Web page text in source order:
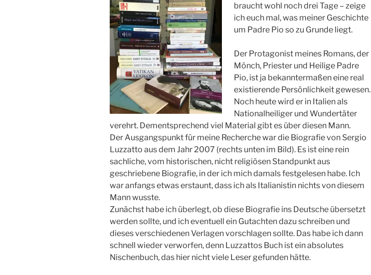
braucht wohl noch drei Tage – zeige
ich euch mal, was meiner Geschichte
um Padre Pio so zu Grunde liegt.
Der Protagonist meines Romans, der
Mönch, Priester und Heilige Padre
Pio, ist ja bekanntermaßen eine real
existierende Persönlichkeit gewesen.
Noch heute wird er in Italien als
Nationalheiliger und Wundertäter
verehrt. Dementsprechend viel Material gibt es über diesen Mann.
Der Ausgangspunkt für meine Recherche war die Biografie von Sergio
Luzzatto aus dem Jahr 2007 (rechts unten im Bild). Es ist eine rein
sachliche, vom historischen, nicht religiösen Standpunkt aus
geschriebene Biografie, in der ich mich damals festgelesen habe. Ich
war anfangs etwas erstaunt, dass ich als Italianistin nichts von diesem
Mann wusste.
Zunächst habe ich überlegt, ob diese Biografie ins Deutsche übersetzt
werden sollte, und ich eventuell ein Gutachten dazu schreiben und
dieses verschiedenen Verlagen vorschlagen sollte. Das habe ich dann
schnell wieder verworfen, denn Luzzattos Buch ist ein absolutes
Nischenbuch, das hier nicht viele Leser gefunden hätte.